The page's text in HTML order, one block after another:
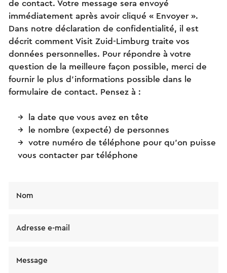
de contact. Votre message sera envoyé
immédiatement après avoir cliqué « Envoyer ».
Dans notre déclaration de confidentialité, il est
décrit comment Visit Zuid-Limburg traite vos
données personnelles. Pour répondre à votre
question de la meilleure façon possible, merci de
fournir le plus d’informations possible dans le
formulaire de contact. Pensez à :
la date que vous avez en tête
le nombre (expecté) de personnes
votre numéro de téléphone pour qu’on puisse
vous contacter par téléphone
Nom
Adresse e-mail
Message